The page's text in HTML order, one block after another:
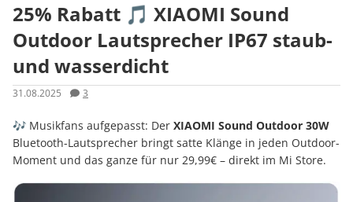
25% Rabatt 🎵 XIAOMI Sound
Outdoor Lautsprecher IP67 staub-
und wasserdicht
31.08.2025 3
🎶 Musikfans aufgepasst: Der XIAOMI Sound Outdoor 30W
Bluetooth-Lautsprecher bringt satte Klänge in jeden Outdoor-
Moment und das ganze für nur 29,99€ – direkt im Mi Store.